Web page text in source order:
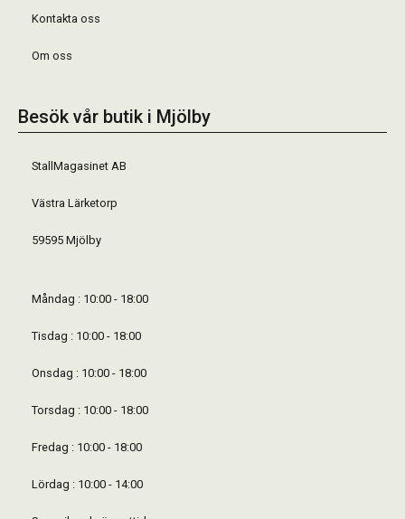
Kontakta oss
Om oss
Besök vår butik i Mjölby
StallMagasinet AB
Västra Lärketorp
59595 Mjölby
Måndag : 10:00 - 18:00
Tisdag : 10:00 - 18:00
Onsdag : 10:00 - 18:00
Torsdag : 10:00 - 18:00
Fredag : 10:00 - 18:00
Lördag : 10:00 - 14:00